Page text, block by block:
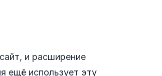
и расширение
ещё использует эту